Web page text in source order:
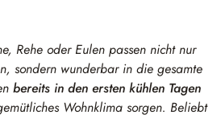
Rehe oder Eulen passen nicht nur
sondern wunderbar in die gesamte
bereits in den ersten kühlen Tagen
Wohnklima sorgen. Beliebt